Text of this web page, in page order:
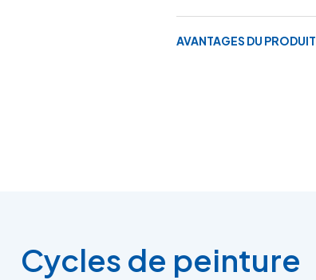
AVANTAGES DU PRODUIT
Cycles de peinture